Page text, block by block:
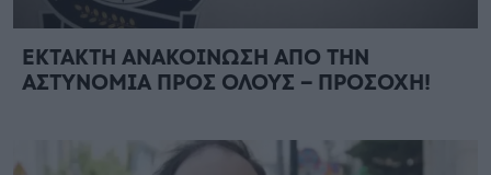
ΕΚΤΑΚΤΗ ΑΝΑΚΟΙΝΩΣΗ ΑΠΟ ΤΗΝ
ΑΣΤΥΝΟΜΙΑ ΠΡΟΣ ΟΛΟΥΣ – ΠΡΟΣΟΧΗ!